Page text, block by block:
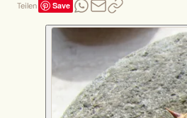
Teilen Save